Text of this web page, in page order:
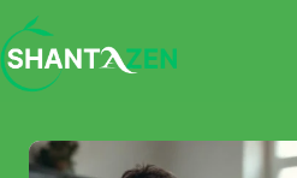
Aller
au
contenu